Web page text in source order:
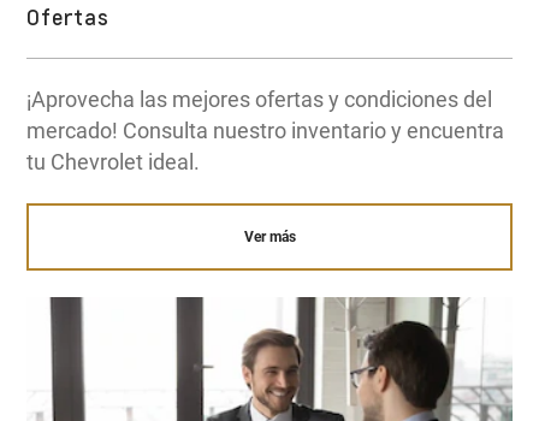
Ofertas
¡Aprovecha las mejores ofertas y condiciones del
mercado! Consulta nuestro inventario y encuentra
tu Chevrolet ideal.
Ver más